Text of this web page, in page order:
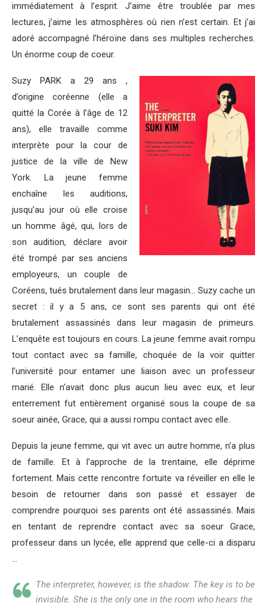
immédiatement à l’esprit. J’aime être troublée par mes
lectures, j’aime les atmosphères où rien n’est certain. Et j’ai
adoré accompagné l’héroïne dans ses multiples recherches.
Un énorme coup de coeur.
Suzy PARK a 29 ans ,
d’origine coréenne (elle a
quitté la Corée à l’âge de 12
ans), elle travaille comme
interprète pour la cour de
justice de la ville de New
York. La jeune femme
enchaîne les auditions,
jusqu’au jour où elle croise
un homme âgé, qui, lors de
son audition, déclare avoir
été trompé par ses anciens
employeurs, un couple de
Coréens, tués brutalement dans leur magasin… Suzy cache un
secret : il y a 5 ans, ce sont ses parents qui ont été
brutalement assassinés dans leur magasin de primeurs.
L’enquête est toujours en cours. La jeune femme avait rompu
tout contact avec sa famille, choquée de la voir quitter
l’université pour entamer une liaison avec un professeur
marié. Elle n’avait donc plus aucun lieu avec eux, et leur
enterrement fut entièrement organisé sous la coupe de sa
soeur ainée, Grace, qui a aussi rompu contact avec elle.
Depuis la jeune femme, qui vit avec un autre homme, n’a plus
de famille. Et à l’approche de la trentaine, elle déprime
fortement. Mais cette rencontre fortuite va réveiller en elle le
besoin de retourner dans son passé et essayer de
comprendre pourquoi ses parents ont été assassinés. Mais
en tentant de reprendre contact avec sa soeur Grace,
professeur dans un lycée, elle apprend que celle-ci a disparu
…
The interpreter, however, is the shadow. The key is to be
invisible. She is the only one in the room who hears the